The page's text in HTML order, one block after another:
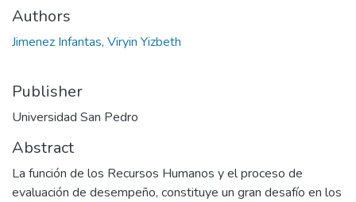
Authors
Jimenez Infantas, Viryin Yizbeth
Publisher
Universidad San Pedro
Abstract
La función de los Recursos Humanos y el proceso de
evaluación de desempeño, constituye un gran desafío en los